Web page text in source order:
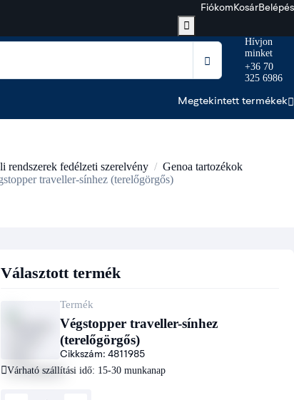
Fiókom KosárBelépés
Hívjon
minket
+36 70
325 6986
Megtekintett termékek
rendszerek fedélzeti szerelvény
Genoa tartozékok
traveller-sínhez (terelőgörgős)
Választott termék
Termék
Végstopper traveller-sínhez
(terelőgörgős)
Cikkszám: 4811985
Várható szállítási idő: 15-30 munkanap